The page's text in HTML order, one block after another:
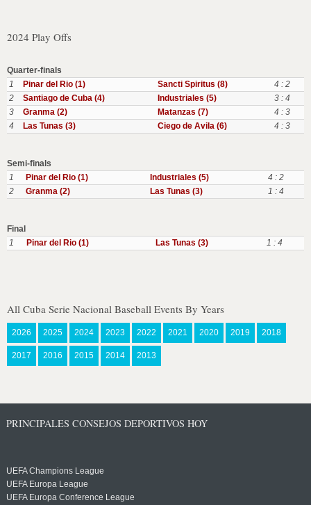
2024 Play Offs
Quarter-finals
1
Pinar del Rio (1) Sancti Spiritus (8)
4 : 2
2
Santiago de Cuba (4) Industriales (5)
3 : 4
3
Granma (2) Matanzas (7)
4 : 3
4
Las Tunas (3) Ciego de Avila (6) 4 : 3
Semi-finals
1
Pinar del Rio (1) Industriales (5)
4 : 2
2
Granma (2) Las Tunas (3) 1 : 4
Final
1
Pinar del Rio (1) Las Tunas (3) 1 : 4
All Cuba Serie Nacional Baseball Events By Years
2026 2025 2024 2023 2022 2021 2020 2019 2018
2017 2016 2015 2014 2013
PRINCIPALES CONSEJOS DEPORTIVOS HOY
UEFA Champions League
UEFA Europa League
UEFA Europa Conference League